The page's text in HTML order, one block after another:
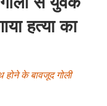
हत्या का
होने के बावजूद गोली